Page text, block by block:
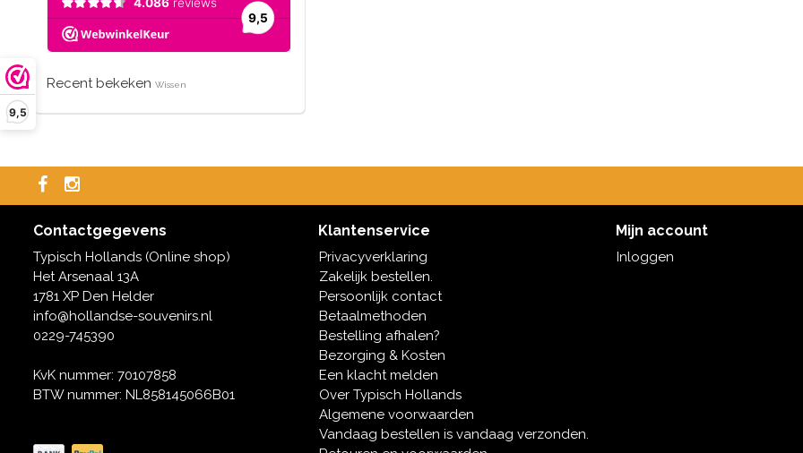
9,5
Recent bekeken Wissen
Contactgegevens
Typisch Hollands (Online shop)
Het Arsenaal 13A
1781 XP Den Helder
info@hollandse-souvenirs.nl
0229-745390
KvK nummer: 70107858
BTW nummer: NL858145066B01
Klantenservice
Privacyverklaring
Zakelijk bestellen.
Persoonlijk contact
Betaalmethoden
Bestelling afhalen?
Bezorging & Kosten
Een klacht melden
Over Typisch Hollands
Algemene voorwaarden
Vandaag bestellen is vandaag verzonden.
Mijn account
Inloggen